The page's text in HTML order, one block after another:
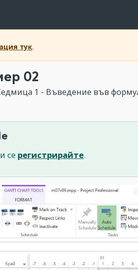
тук.
02
1 - Въведение във
се регистрирайте.